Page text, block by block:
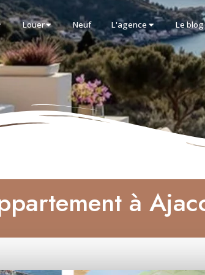
Louer Neuf L'agence Le blog
à